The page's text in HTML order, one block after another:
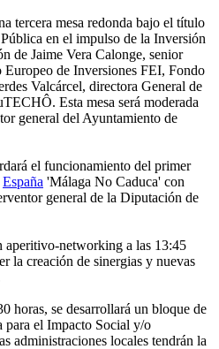
tercera mesa redonda bajo el título
en el impulso de la Inversión
de Jaime Vera Calonge, senior
Europeo de Inversiones FEI, Fondo
Valcárcel, directora General de
Esta mesa será moderada
general del Ayuntamiento de
el funcionamiento del primer
España 'Málaga No Caduca' con
general de la Diputación de
aperitivo-networking a las 13:45
la creación de sinergias y nuevas
horas, se desarrollará un bloque de
el Impacto Social y/o
administraciones locales tendrán la